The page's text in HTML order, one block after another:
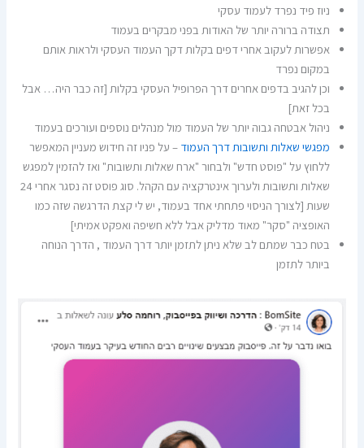
ניוז פיד נפרד לעמוד עסקי
תצודה ברורה יותר של האודות בפני מבקרים בעמוד
אפשרות לעקוב אחרי דפים בקלות דקך העמוד העסקי ולראות אותם
במקום נפרד
וכן להגיב בדפים אחרים דרך הפרופיל העסקי בקלות [זה כבר היה… אבל
בכל זאת]
ניהול אבטחה גבוה יותר של העמוד מול מנהלים נוספים ועורכים בעמוד
מפגשי שאלות ותשובות דרך העמוד – על פניו זה חידוש מעניין המאפשר
ללחוץ על "פוסט חדש" ולבחור "ארח שאלות ותשובות" ואז להזמין למפגש
שאלות ותשובות ולערוך אינטרקציה עם הקהל. סוג פוסט זה נסגר אחרי 24
שעות [לצורך הניסוי פתחתי אחד בעמוד, יש לי קצת הדרגשה שזה כמו
האופציה "סקר" מאוד מדליק אבל ללא חשיפה ואפקט אמיתי]
בטח כבר שמתם לב שלא ניתן לתזמן יותר דרך העמוד , הדרך הנוחה
ביותר לתזמן